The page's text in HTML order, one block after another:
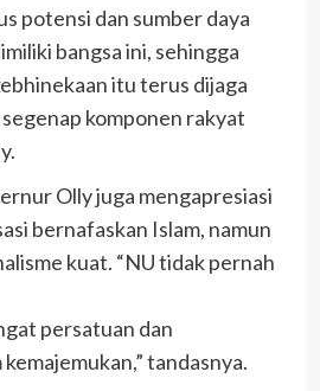
potensi dan sumber daya
bangsa ini, sehingga
itu terus dijaga
komponen rakyat
Olly juga mengapresiasi
bernafaskan Islam, namun
kuat. “NU tidak pernah
persatuan dan
tandasnya.